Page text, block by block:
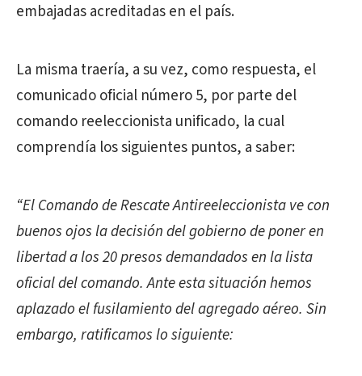
embajadas acreditadas en el país.
La misma traería, a su vez, como respuesta, el
comunicado oficial número 5, por parte del
comando reeleccionista unificado, la cual
comprendía los siguientes puntos, a saber:
“El Comando de Rescate Antireeleccionista ve con
buenos ojos la decisión del gobierno de poner en
libertad a los 20 presos demandados en la lista
oficial del comando. Ante esta situación hemos
aplazado el fusilamiento del agregado aéreo. Sin
embargo, ratificamos lo siguiente: